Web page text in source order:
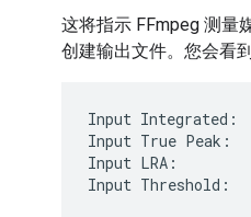
这将指示 FFmpeg 测量
创建输出文件。您会看
Input Integrated:
Input True Peak:
Input LRA:
Input Threshold: